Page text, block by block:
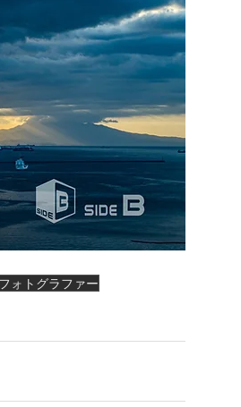
ォトグラファー